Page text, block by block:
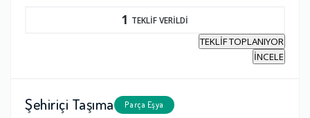
1 TEKLİF VERİLDİ
TEKLİF TOPLANIYOR
İNCELE
Şehiriçi Taşıma Parça Eşya